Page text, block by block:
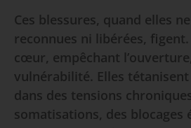
Ces blessures, quand elles
reconnues ni libérées,
cœur, empêchant
vulnérabilité. Elles
dans des tensions
somatisations, des blocages